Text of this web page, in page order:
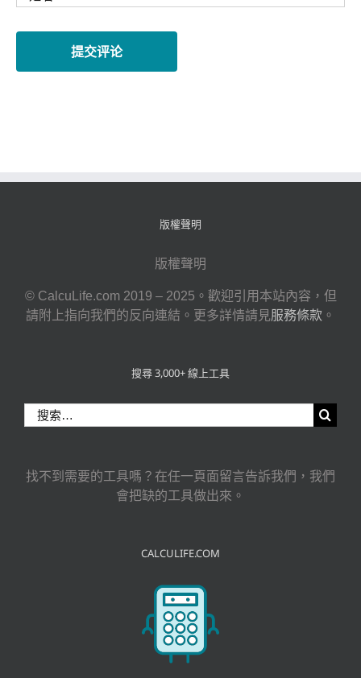
版權聲明
版權聲明
© CalcuLife.com 2019 – 2025。歡迎引用本站內容，但
請附上指向我們的反向連結。更多詳情請見服務條款 。
搜尋 3,000+ 線上工具
索
果：
找不到需要的工具嗎？在任一頁面留言告訴我們，我們
會把缺的工具做出來。
CALCULIFE.COM